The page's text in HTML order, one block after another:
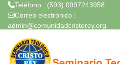
Teléfono : (593) 0997243958
Correo electrónico :
admin@comunidadcristorey.org